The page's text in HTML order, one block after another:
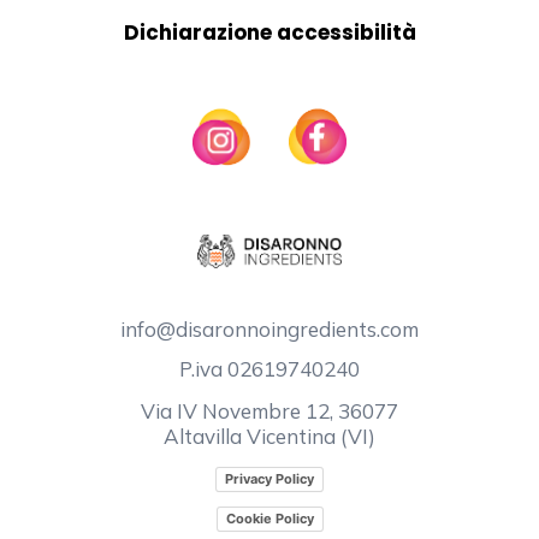
Dichiarazione accessibilità
info@disaronnoingredients.com
P.iva 02619740240
Via IV Novembre 12, 36077
Altavilla Vicentina (VI)
Privacy Policy
Cookie Policy